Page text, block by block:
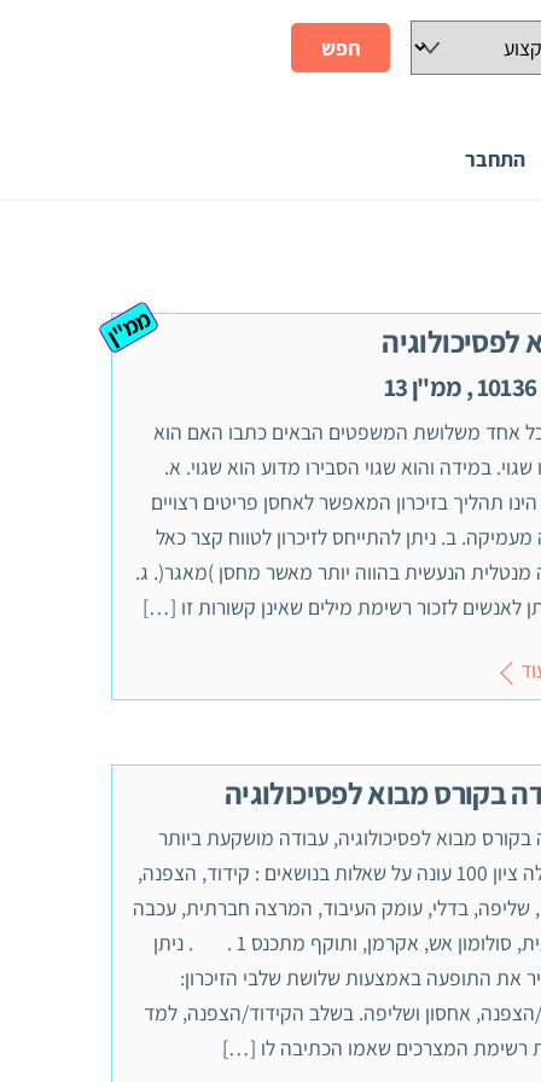
התחבר
לפסיכולוגיה ממ"ן
אחד משלושת המשפטים הבאים כתבו האם הוא
שגוי. במידה והוא שגוי הסבירו מדוע הוא שגוי. א.
תהליך בזיכרון המאפשר לאחסן פריטים רצויים
מעמיקה. ב. ניתן להתייחס לזיכרון לטווח קצר כאל
מנטלית הנעשית בהווה יותר מאשר מחסן )מאגר(. ג.
לאנשים לזכור רשימת מילים שאינן קשורות זו […]
בקורס מבוא לפסיכולוגיה
בקורס מבוא לפסיכולוגיה, עבודה מושקעת ביותר
שקיבלה ציון 100 עונה על שאלות בנושאים : קידוד, הצפנה,
שליפה, בדלי, עומק העיבוד, המרצה חברתית, עכבה
חברתית, סולומון אש, אקרמן, ותוקף מתכנס 1 . . ניתן
את התופעה באמצעות שלושת שלבי הזיכרון:
הצפנה, אחסון ושליפה. בשלב הקידוד/הצפנה, למד
רשימת המצרכים שאמו הכתיבה לו […]